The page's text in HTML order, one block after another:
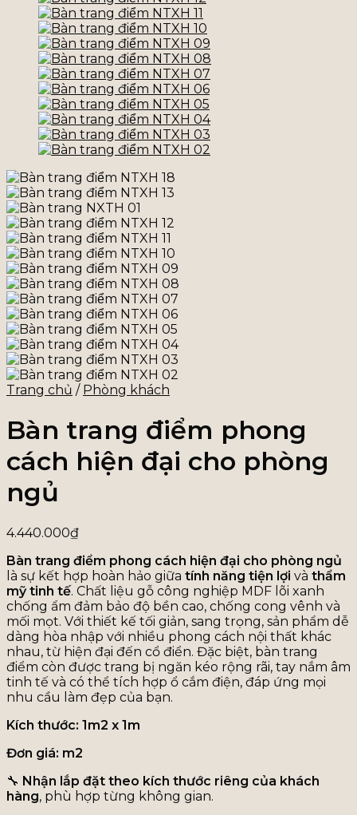
Trang chủ / Phòng khách
Bàn trang điểm phong
cách hiện đại cho phòng
ngủ
4.440.000₫
Bàn trang điểm phong cách hiện đại cho phòng ngủ
là sự kết hợp hoàn hảo giữa tính năng tiện lợi và thẩm
mỹ tinh tế. Chất liệu gỗ công nghiệp MDF lõi xanh
chống ẩm đảm bảo độ bền cao, chống cong vênh và
mối mọt. Với thiết kế tối giản, sang trọng, sản phẩm dễ
dàng hòa nhập với nhiều phong cách nội thất khác
nhau, từ hiện đại đến cổ điển. Đặc biệt, bàn trang
điểm còn được trang bị ngăn kéo rộng rãi, tay nắm âm
tinh tế và có thể tích hợp ổ cắm điện, đáp ứng mọi
nhu cầu làm đẹp của bạn.
Kích thước: 1m2 x 1m
Đơn giá: m2
🔧 Nhận lắp đặt theo kích thước riêng của khách
hàng, phù hợp từng không gian.